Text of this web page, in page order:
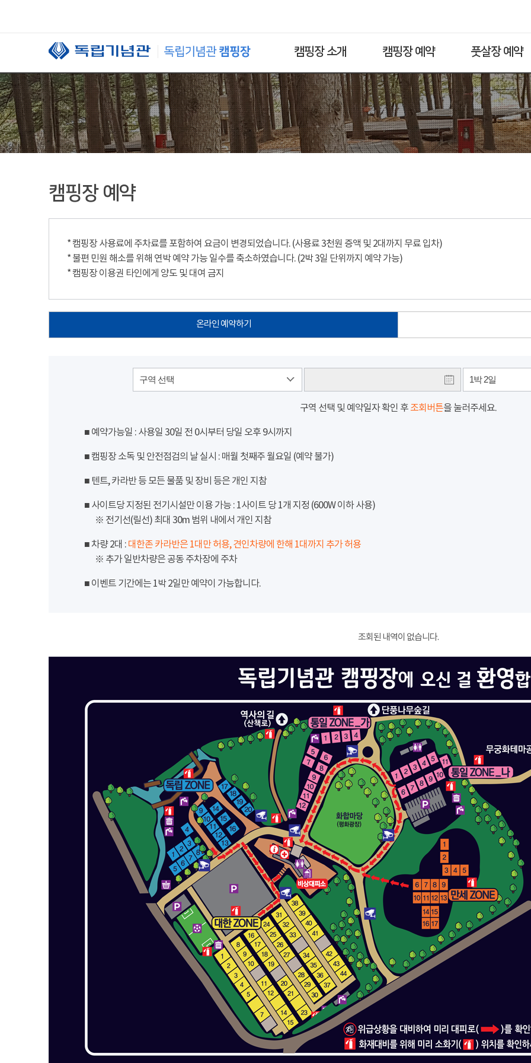
캠핑장 소개 캠핑장 예약 풋살장 예약
캠핑장 예약
* 캠핑장 사용료에 주차료를 포함하여 요금이 변경되었습니다. (사용료 3천원 증액 및 2대까지 무료 입차)
* 불편 민원 해소를 위해 연박 예약 가능 일수를 축소하였습니다. (2박 3일 단위까지 예약 가능)
* 캠핑장 이용권 타인에게 양도 및 대여 금지
온라인 예약하기
구역 선택 1박 2일
구역 선택 및 예약일자 확인 후 조회버튼을 눌러주세요.
■ 예약가능일 : 사용일 30일 전 0시부터 당일 오후 9시까지
■ 캠핑장 소독 및 안전점검의 날 실시 : 매월 첫째주 월요일 (예약 불가)
■ 텐트, 카라반 등 모든 물품 및 장비 등은 개인 지참
■ 사이트당 지정된 전기시설만 이용 가능 : 1사이트 당 1개 지정 (600W 이하 사용)
※ 전기선(릴선) 최대 30m 범위 내에서 개인 지참
■ 차량 2대 : 대한존 카라반은 1대만 허용, 견인차량에 한해 1대까지 추가 허용
※ 추가 일반차량은 공동 주차장에 주차
■ 이벤트 기간에는 1박 2일만 예약이 가능합니다.
조회된 내역이 없습니다.